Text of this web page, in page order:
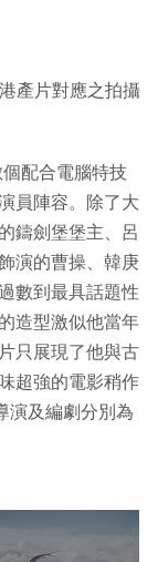
產片對應之拍攝
配合電腦特技
員陣容。除了大
鑄劍堡堡主、呂
演的曹操、韓庚
數到最具話題性
造型激似他當年
只展現了他與古
超強的電影稍作
演及編劇分別為